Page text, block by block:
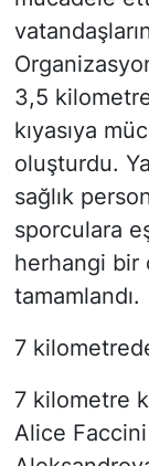
3,5
kıyasıya
oluşturdu.
sağlık
sporculara
herhangi bir
tamamlandı.
7
7 kilometre
Alice